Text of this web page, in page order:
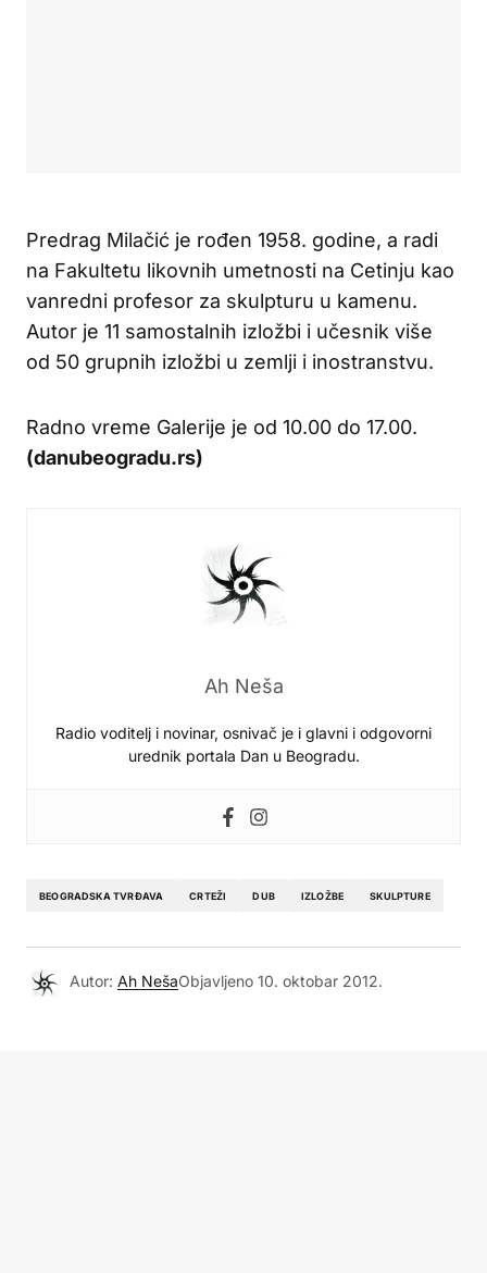
Predrag Milačić je rođen 1958. godine, a radi
na Fakultetu likovnih umetnosti na Cetinju kao
vanredni profesor za skulpturu u kamenu.
Autor je 11 samostalnih izložbi i učesnik više
od 50 grupnih izložbi u zemlji i inostranstvu.
Radno vreme Galerije je od 10.00 do 17.00.
(danubeogradu.rs)
Ah Neša
Radio voditelj i novinar, osnivač je i glavni i odgovorni
urednik portala Dan u Beogradu.
BEOGRADSKA TVRĐAVA CRTEŽI DUB IZLOŽBE SKULPTURE
Autor: Ah NešaObjavljeno 10. oktobar 2012.